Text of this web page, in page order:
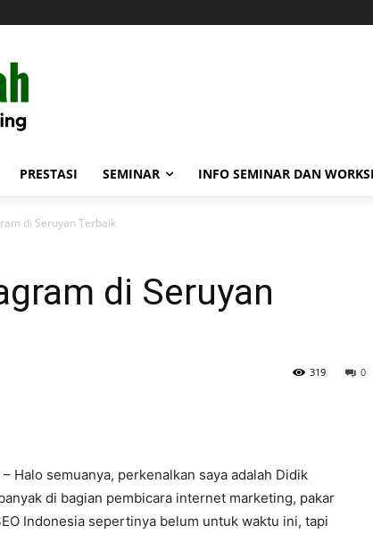
PRESTASI SEMINAR INFO SEMINAR DAN
di Seruyan Terbaik
di Seruyan
0
319
Halo semuanya, perkenalkan saya adalah Didik
di bagian pembicara internet marketing, pakar
Indonesia sepertinya belum untuk waktu ini, tapi